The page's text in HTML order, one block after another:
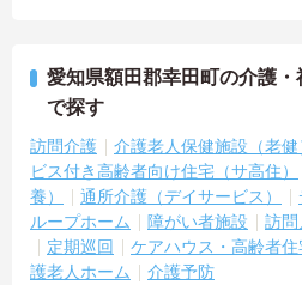
愛知県額田郡幸田町の介護
で探す
訪問介護 介護老人保健施設（老健
ビス付き高齢者向け住宅（サ高住）
養）
通所介護（デイサービス）
ループホーム
障がい者施設 訪問
定期巡回
ケアハウス・高齢者住
護老人ホーム
介護予防